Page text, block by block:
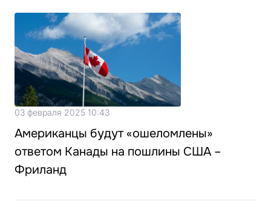
03 февраля 2025 10:43
Американцы будут «ошеломлены»
ответом Канады на пошлины США –
Фриланд